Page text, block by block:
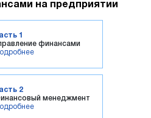
на предприятии
1
финансами
2
менеджмент